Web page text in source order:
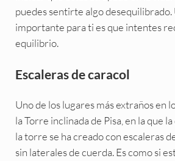
puedes sentirte algo desequilibrado.
importante para ti es que intentes
equilibrio.
Escaleras de caracol
Uno de los lugares más extraños en
la Torre inclinada de Pisa, en la que
la torre se ha creado con escaleras
sin laterales de cuerda. Es como si